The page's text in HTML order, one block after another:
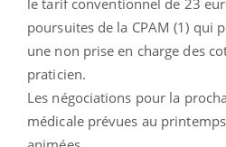
poursuites de la CPAM (1) qui
une non prise en charge des
praticien.
Les négociations pour la
médicale prévues au